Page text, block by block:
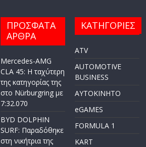
ΠΡΟΣΦΑΤΑ
ΑΡΘΡΑ
Mercedes-AMG
CLA 45: Η ταχύτερη
της κατηγορίας της
στο Nürburgring με
7:32.070
BYD DOLPHIN
SURF: Παραδόθηκε
στη νικήτρια της
ΚΑΤΗΓΟΡΙΕΣ
ATV
AUTOMOTIVE
BUSINESS
AYTOKINHTO
eGAMES
FORMULA 1
KART